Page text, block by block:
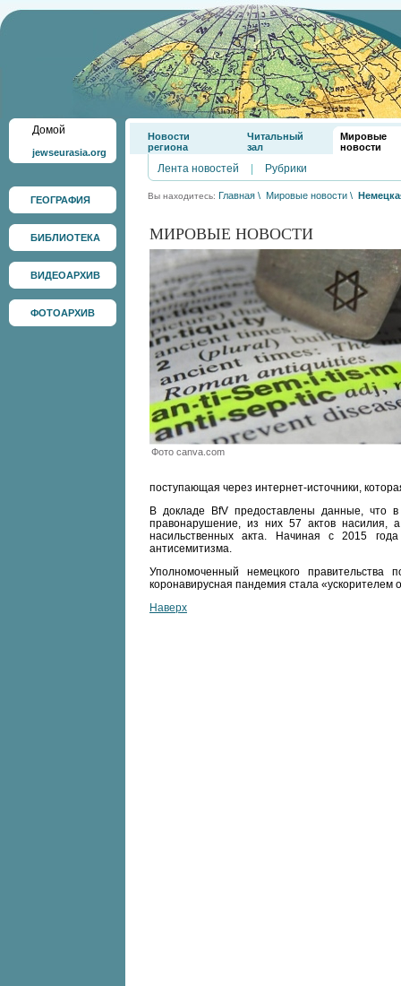
Домой
jewseurasia.org
ГЕОГРАФИЯ
БИБЛИОТЕКА
ВИДЕОАРХИВ
ФОТОАРХИВ
Новости
региона
Читальный
зал
Мировые
новости
Лента новостей Рубрики
Вы находитесь: Главная \ Мировые новости \
МИРОВЫЕ НОВОСТИ
Фото canva.com
поступающая через интернет-источники,
В докладе BfV предоставлены данные, что
правонарушение, из них 57 актов
насильственных акта. Начиная с 2015
антисемитизма.
Уполномоченный немецкого
коронавирусная пандемия стала «ускорителем
Наверх